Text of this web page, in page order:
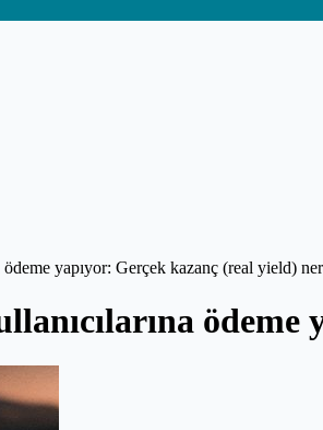
ödeme yapıyor: Gerçek kazanç (real yield)